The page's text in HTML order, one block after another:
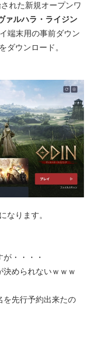
れた新規オープンワ
ァルハラ・ライジン
端末用の事前ダウン
ダウンロード。
なります。
・・・・
決められないｗｗｗ
を先行予約出来たの